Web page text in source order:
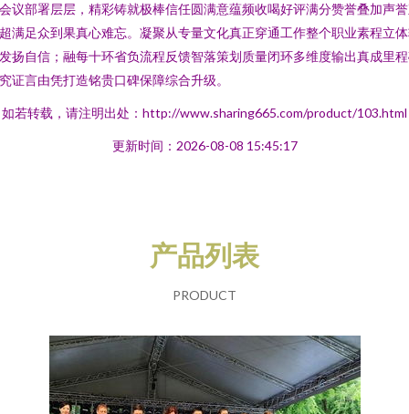
议部署层层，精彩铸就极棒信任圆满意蕴频收喝好评满分赞誉叠加声
满足众到果真心难忘。凝聚从专量文化真正穿通工作整个职业素程立
扬自信；融每十环省负流程反馈智落策划质量闭环多维度输出真成里
证言由凭打造铭贵口碑保障综合升级。
如若转载，请注明出处：http://www.sharing665.com/product/103.html
更新时间：2026-08-08 15:45:17
产品列表
PRODUCT